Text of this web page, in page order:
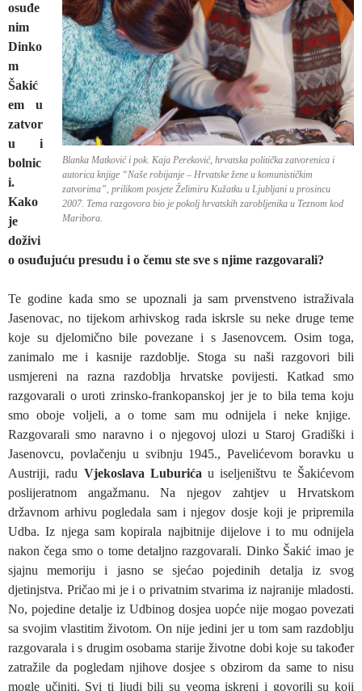
Blanka Matković i pok. Kaja Pereković, hrvatska politička zatvorenica i
autorica knjige “Naše robijanje – Hrvatske žene u komunističkim
zatvorima”, prilikom posjete Želimiru Kužatku u Ljubljani u prosincu
2007. Tema razgovora bio je pokolj hrvatskih zarobljenika u Teznom kod
Maribora.
osuđe
nim
Dinko
m
Šakić
em u
zatvor
u i
bolnic
i.
Kako
je
doživi
o osuđujuću presudu i o čemu ste sve s njime razgovarali?
Te godine kada smo se upoznali ja sam prvenstveno istraživala
Jasenovac, no tijekom arhivskog rada iskrsle su neke druge teme
koje su djelomično bile povezane i s Jasenovcem. Osim toga,
zanimalo me i kasnije razdoblje. Stoga su naši razgovori bili
usmjereni na razna razdoblja hrvatske povijesti. Katkad smo
razgovarali o uroti zrinsko-frankopanskoj jer je to bila tema koju
smo oboje voljeli, a o tome sam mu odnijela i neke knjige.
Razgovarali smo naravno i o njegovoj ulozi u Staroj Gradiški i
Jasenovcu, povlačenju u svibnju 1945., Pavelićevom boravku u
Austriji, radu Vjekoslava Luburića u iseljeništvu te Šakićevom
poslijeratnom angažmanu. Na njegov zahtjev u Hrvatskom
državnom arhivu pogledala sam i njegov dosje koji je pripremila
Udba. Iz njega sam kopirala najbitnije dijelove i to mu odnijela
nakon čega smo o tome detaljno razgovarali. Dinko Šakić imao je
sjajnu memoriju i jasno se sjećao pojedinih detalja iz svog
djetinjstva. Pričao mi je i o privatnim stvarima iz najranije mladosti.
No, pojedine detalje iz Udbinog dosjea uopće nije mogao povezati
sa svojim vlastitim životom. On nije jedini jer u tom sam razdoblju
razgovarala i s drugim osobama starije životne dobi koje su također
zatražile da pogledam njihove dosjee s obzirom da same to nisu
mogle učiniti. Svi ti ljudi bili su veoma iskreni i govorili su koji